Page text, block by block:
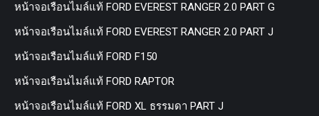
หน้าจอเรือนไมล์แท้ FORD EVEREST RANGER 2.0 PART G
หน้าจอเรือนไมล์แท้ FORD EVEREST RANGER 2.0 PART J
หน้าจอเรือนไมล์แท้ FORD F150
หน้าจอเรือนไมล์แท้ FORD RAPTOR
หน้าจอเรือนไมล์แท้ FORD XL ธรรมดา PART J